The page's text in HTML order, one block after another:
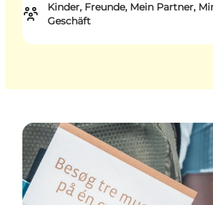
Kinder, Freunde, Mein Partner,
Geschäft